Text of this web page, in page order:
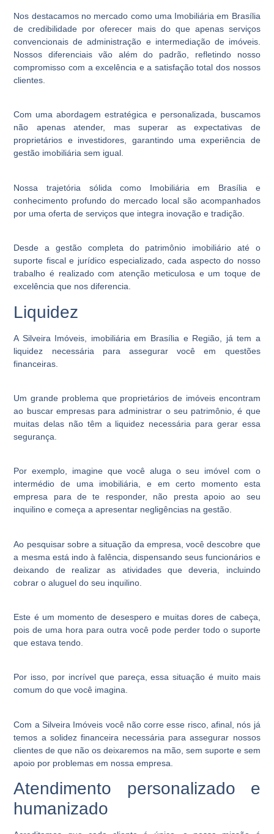
Nos destacamos no mercado como uma Imobiliária em Brasília
de credibilidade por oferecer mais do que apenas serviços
convencionais de administração e intermediação de imóveis.
Nossos diferenciais vão além do padrão, refletindo nosso
compromisso com a excelência e a satisfação total dos nossos
clientes.
Com uma abordagem estratégica e personalizada, buscamos
não apenas atender, mas superar as expectativas de
proprietários e investidores, garantindo uma experiência de
gestão imobiliária sem igual.
Nossa trajetória sólida como Imobiliária em Brasília e
conhecimento profundo do mercado local são acompanhados
por uma oferta de serviços que integra inovação e tradição.
Desde a gestão completa do patrimônio imobiliário até o
suporte fiscal e jurídico especializado, cada aspecto do nosso
trabalho é realizado com atenção meticulosa e um toque de
excelência que nos diferencia.
Liquidez
A Silveira Imóveis, imobiliária em Brasília e Região, já tem a
liquidez necessária para assegurar você em questões
financeiras.
Um grande problema que proprietários de imóveis encontram
ao buscar empresas para administrar o seu patrimônio, é que
muitas delas não têm a liquidez necessária para gerar essa
segurança.
Por exemplo, imagine que você aluga o seu imóvel com o
intermédio de uma imobiliária, e em certo momento esta
empresa para de te responder, não presta apoio ao seu
inquilino e começa a apresentar negligências na gestão.
Ao pesquisar sobre a situação da empresa, você descobre que
a mesma está indo à falência, dispensando seus funcionários e
deixando de realizar as atividades que deveria, incluindo
cobrar o aluguel do seu inquilino.
Este é um momento de desespero e muitas dores de cabeça,
pois de uma hora para outra você pode perder todo o suporte
que estava tendo.
Por isso, por incrível que pareça, essa situação é muito mais
comum do que você imagina.
Com a Silveira Imóveis você não corre esse risco, afinal, nós já
temos a solidez financeira necessária para assegurar nossos
clientes de que não os deixaremos na mão, sem suporte e sem
apoio por problemas em nossa empresa.
Atendimento personalizado e
humanizado